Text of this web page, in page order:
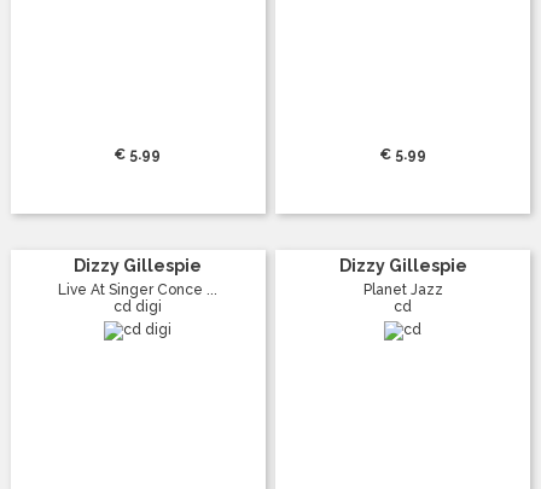
€ 5.99 € 5.99
Dizzy Gillespie
Live At Singer Conce ...
cd digi
Dizzy Gillespie
Planet Jazz
cd